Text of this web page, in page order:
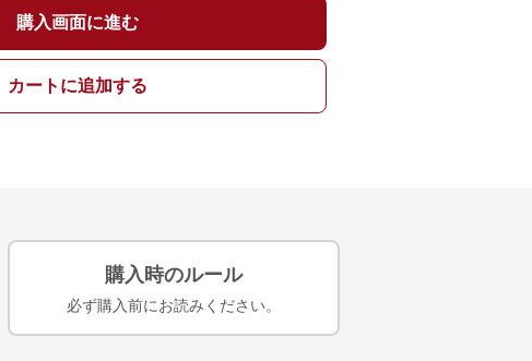
購入画面に進む
カートに追加する
購入時のルール
必ず購入前にお読みください。